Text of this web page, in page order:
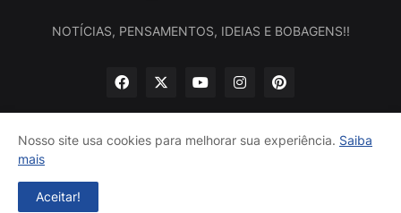
NOTÍCIAS, PENSAMENTOS, IDEIAS E BOBAGENS!!
Início
Nosso site usa cookies para melhorar sua experiência. Saiba
mais
Aceitar!